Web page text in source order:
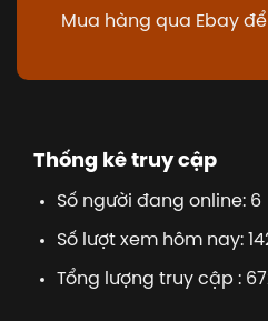
Mua hàng qua Ebay
Thống kê truy cập
Số người đang online: 6
Số lượt xem hôm nay:
Tổng lượng truy cập :